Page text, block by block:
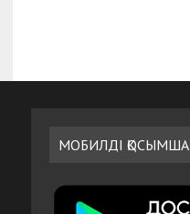
МОБИЛДІ ҚОСЫМША